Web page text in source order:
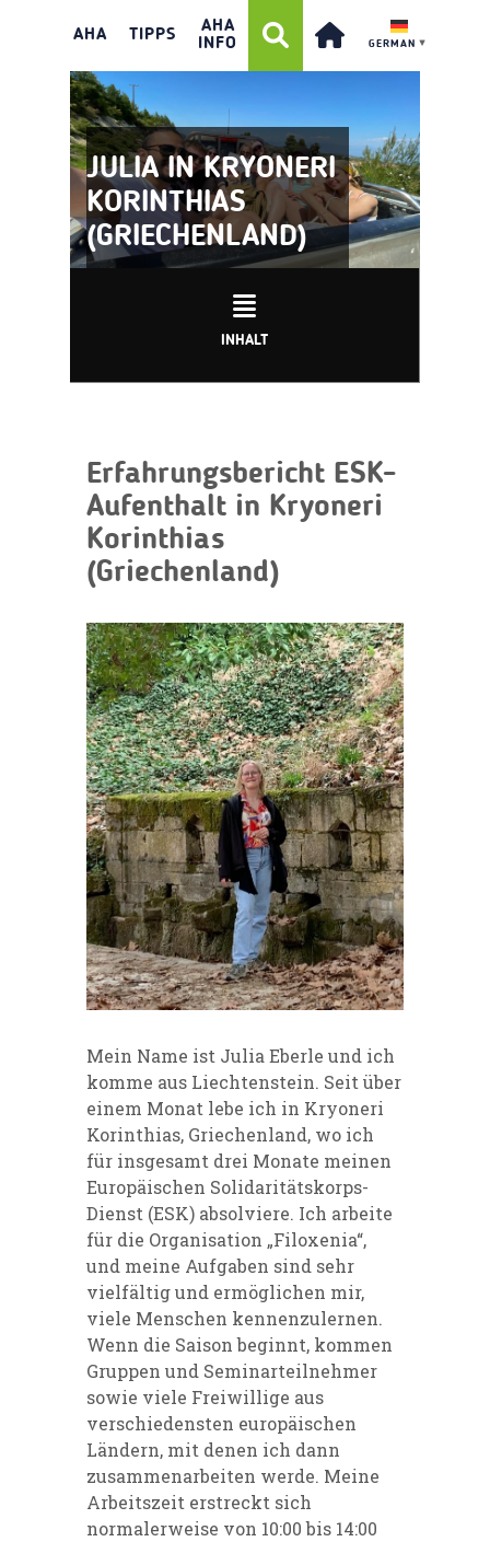
AHA TIPPS
AHA
INFO
GERMAN ▼
JULIA IN KRYONERI
KORINTHIAS
(GRIECHENLAND)
INHALT
Erfahrungsbericht ESK-
Aufenthalt in Kryoneri
Korinthias
(Griechenland)
Mein Name ist Julia Eberle und ich
komme aus Liechtenstein. Seit über
einem Monat lebe ich in Kryoneri
Korinthias, Griechenland, wo ich
für insgesamt drei Monate meinen
Europäischen Solidaritätskorps-
Dienst (ESK) absolviere. Ich arbeite
für die Organisation „Filoxenia“,
und meine Aufgaben sind sehr
vielfältig und ermöglichen mir,
viele Menschen kennenzulernen.
Wenn die Saison beginnt, kommen
Gruppen und Seminarteilnehmer
sowie viele Freiwillige aus
verschiedensten europäischen
Ländern, mit denen ich dann
zusammenarbeiten werde. Meine
Arbeitszeit erstreckt sich
normalerweise von 10:00 bis 14:00